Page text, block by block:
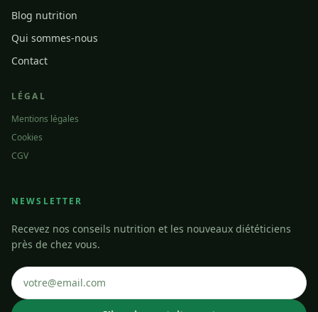
Blog nutrition
Qui sommes-nous
Contact
LÉGAL
Mentions légales
Cookies
CGV
NEWSLETTER
Recevez nos conseils nutrition et les nouveaux diététiciens
près de chez vous.